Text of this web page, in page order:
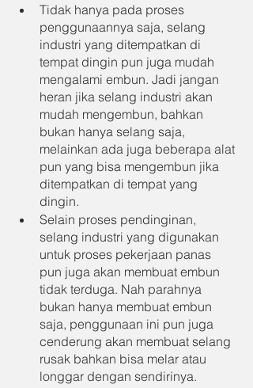
Tidak hanya pada proses
penggunaannya saja, selang
industri yang ditempatkan di
tempat dingin pun juga mudah
mengalami embun. Jadi jangan
heran jika selang industri akan
mudah mengembun, bahkan
bukan hanya selang saja,
melainkan ada juga beberapa alat
pun yang bisa mengembun jika
ditempatkan di tempat yang
dingin.
Selain proses pendinginan,
selang industri yang digunakan
untuk proses pekerjaan panas
pun juga akan membuat embun
tidak terduga. Nah parahnya
bukan hanya membuat embun
saja, penggunaan ini pun juga
cenderung akan membuat selang
rusak bahkan bisa melar atau
longgar dengan sendirinya.